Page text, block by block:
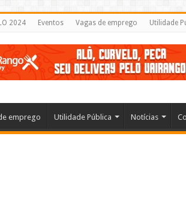
2024 Eventos Vagas de emprego Utilidade
emprego Utilidade Pública Notícias